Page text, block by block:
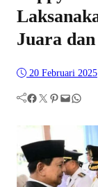
Juara
20 Februari 2025
Facebook Twitter Pinterest Mail WhatsApp